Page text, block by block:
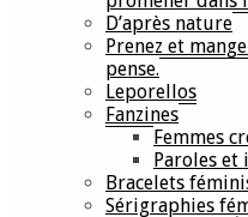
D’après nature
Prenez et
pense.
Leporellos
Fanzines
Femmes
Paroles et
Bracelets
Sérigraphies